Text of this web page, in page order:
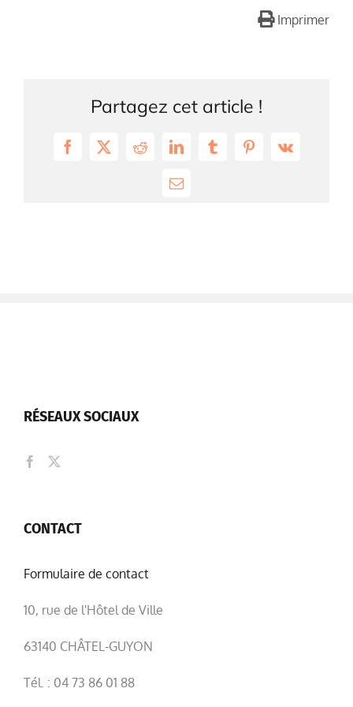
Imprimer
Partagez cet article !
Facebook
X RedditLinkedInTumblrPinterest
Vk
Email
RÉSEAUX SOCIAUX
CONTACT
Formulaire de contact
10, rue de l'Hôtel de Ville
63140 CHÂTEL-GUYON
Tél. : 04 73 86 01 88